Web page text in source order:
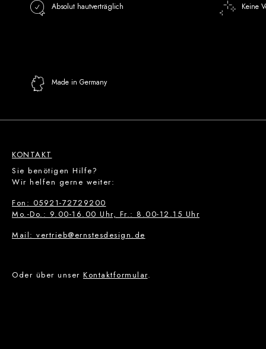
Absolut hautverträglich Keine
Made in Germany
KONTAKT
Sie benötigen Hilfe?
Wir helfen gerne weiter:
Fon: 05921-72729200
Mo.-Do.: 9.00-16.00 Uhr, Fr.: 8.00-12.15 Uhr
Mail: vertrieb@ernstesdesign.de
Oder über unser Kontaktformular.